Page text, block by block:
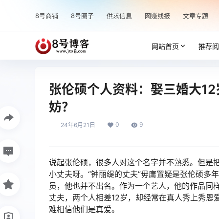
8号商铺 8号圈子 供求信息 网赚线报 文章专题
网站首页 推荐
张伦硕个人资料：娶三婚大
妨？
24年6月21日 0 9
说起张伦硕，很多人对这个名字并不熟悉。但是
小丈夫呀。“钟丽缇的丈夫”毋庸置疑是张伦硕多
员，他也并不出名。作为一个艺人，他的作品
丈夫，两个人相差12岁，却经常在真人秀上秀
难相信他们是真爱。